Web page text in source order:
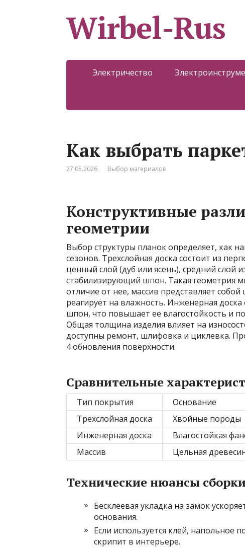
Wirbel-Rus
Электричество
Как выбрать
27.05.2026 Выбор материалов
Конструктивные
геометрии
Выбор структуры планок определяет, как
сезонов. Трехслойная доска состоит из
ценный слой (дуб или ясень), средний слой
стабилизирующий шпон. Такая геометрия
отличие от нее, массив представляет
реагирует на влажность. Инженерная
шпон, что повышает ее влагостойкость и
Общая толщина изделия влияет на
доступны ремонт, шлифовка и циклевка.
4 обновления поверхности.
Сравнительные
Тип покрытия Основание
Трехслойная доска
Хвойные породы
Инженерная доска
Влагостойкая
Массив
Цельная
Технические нюансы сборки
Бесклеевая укладка на замок
основания.
Если используется клей, напольное
скрипит в интерьере.